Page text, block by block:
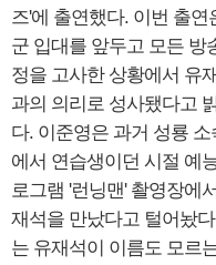
즈'에 출연했다. 이번 출연
군 입대를 앞두고 모든 방
정을 고사한 상황에서 유
과의 의리로 성사됐다고
다. 이준영은 과거 성룡 소
에서 연습생이던 시절 예
로그램 '런닝맨' 촬영장에
재석을 만났다고 털어놨
는 유재석이 이름도 모르